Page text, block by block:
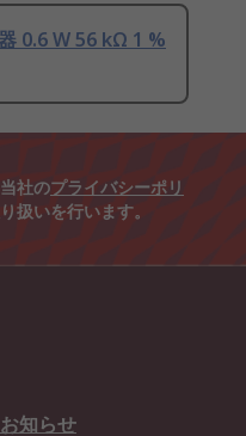
0.6 W 56 kΩ 1 %
社のプライバシーポリ
扱いを行います。
知らせ